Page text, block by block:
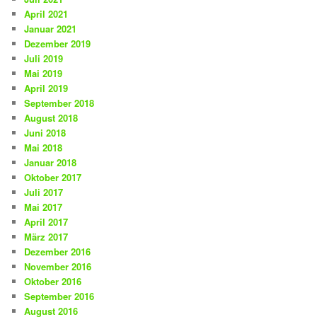
April 2021
Januar 2021
Dezember 2019
Juli 2019
Mai 2019
April 2019
September 2018
August 2018
Juni 2018
Mai 2018
Januar 2018
Oktober 2017
Juli 2017
Mai 2017
April 2017
März 2017
Dezember 2016
November 2016
Oktober 2016
September 2016
August 2016